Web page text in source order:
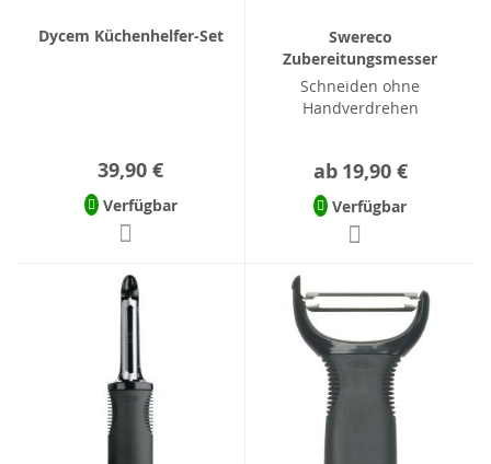
Dycem Küchenhelfer-Set
39,90 €
Verfügbar
Swereco
Zubereitungsmesser
Schneiden ohne
Handverdrehen
ab 19,90 €
Verfügbar